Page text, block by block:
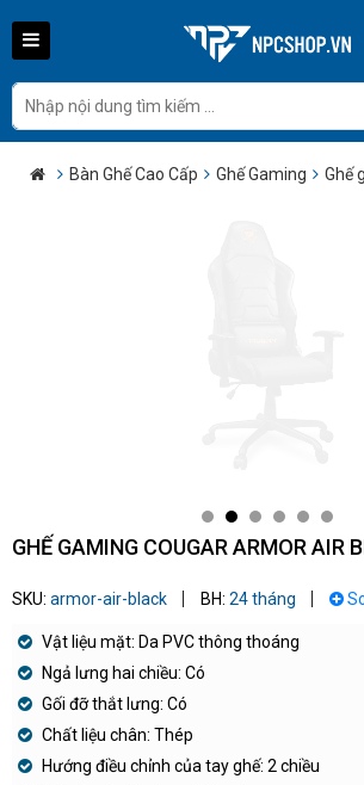
Bàn Ghế Cao Cấp Ghế Gaming Ghế
GHẾ GAMING COUGAR ARMOR AIR
SKU: armor-air-black BH: 24 tháng
Vật liệu mặt: Da PVC thông thoáng
Ngả lưng hai chiều: Có
Gối đỡ thắt lưng: Có
Chất liệu chân: Thép
Hướng điều chỉnh của tay ghế: 2 chiều